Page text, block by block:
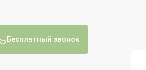
Бесплатный звонок